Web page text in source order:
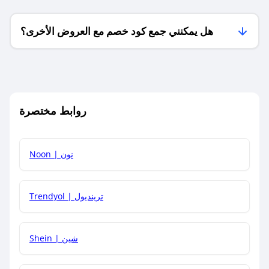
هل يمكنني جمع كود خصم مع العروض الأخرى؟
كم مدة صلاحية كود الخصم؟
روابط مختصرة
Noon | نون
Trendyol | ترينديول
Shein | شين